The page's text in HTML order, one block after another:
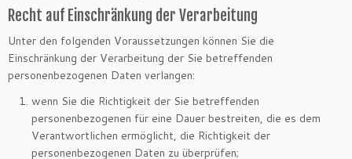
Recht auf Einschränkung der Verarbeitung
Unter den folgenden Voraussetzungen können Sie die
Einschränkung der Verarbeitung der Sie betreffenden
personenbezogenen Daten verlangen:
wenn Sie die Richtigkeit der Sie betreffenden
personenbezogenen für eine Dauer bestreiten, die es dem
Verantwortlichen ermöglicht, die Richtigkeit der
personenbezogenen Daten zu überprüfen;